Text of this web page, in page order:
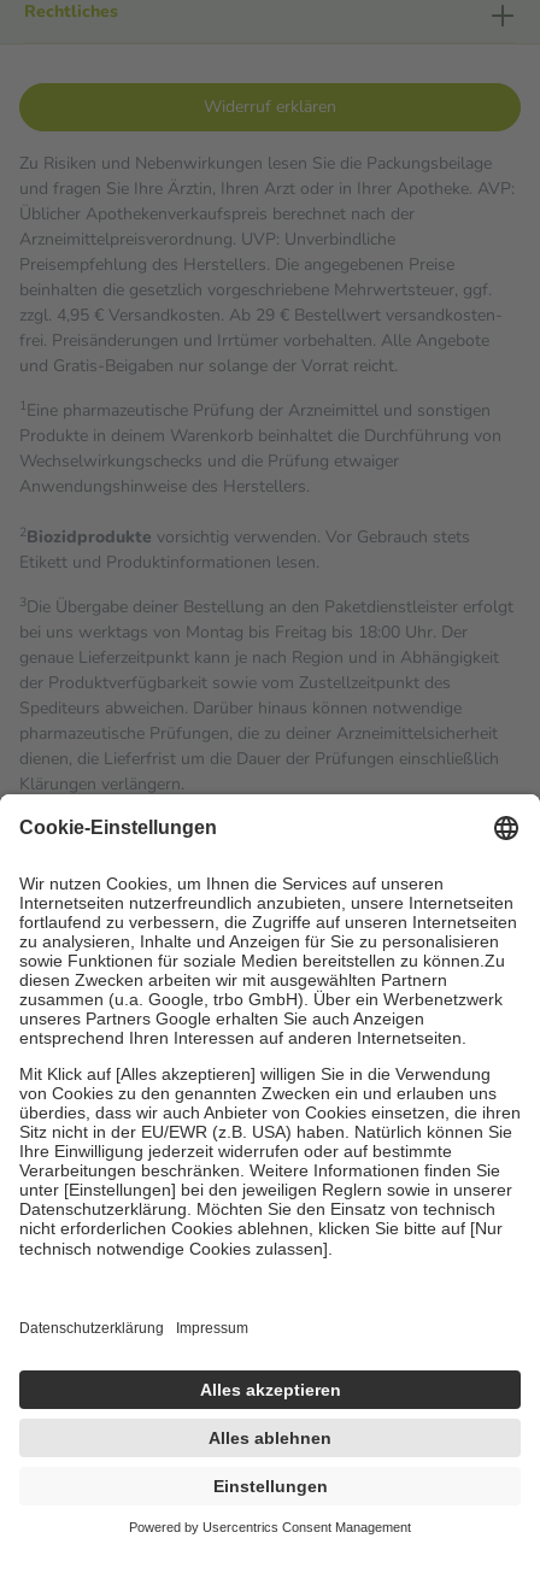
Rechtliches
Widerruf erklären
Zu Risiken und Nebenwirkungen lesen Sie die Packungsbeilage
und fragen Sie Ihre Ärztin, Ihren Arzt oder in Ihrer Apotheke. AVP:
Üblicher Apothekenverkaufspreis berechnet nach der
Arzneimittelpreisverordnung. UVP: Unverbindliche
Preisempfehlung des Herstellers. Die angegebenen Preise
beinhalten die gesetzlich vorgeschriebene Mehrwertsteuer, ggf.
zzgl. 4,95 € Versandkosten. Ab 29 € Bestell­wert versand­kosten­
frei. Preisänderungen und Irrtümer vorbehalten. Alle Angebote
und Gratis-Beigaben nur solange der Vorrat reicht.
1Eine pharmazeutische Prüfung der Arzneimittel und sonstigen
Produkte in deinem Warenkorb beinhaltet die Durchführung von
Wechselwirkungschecks und die Prüfung etwaiger
Anwendungshinweise des Herstellers.
2Biozidprodukte vorsichtig verwenden. Vor Gebrauch stets
Etikett und Produktinformationen lesen.
3Die Übergabe deiner Bestellung an den Paketdienstleister erfolgt
bei uns werktags von Montag bis Freitag bis 18:00 Uhr. Der
genaue Lieferzeitpunkt kann je nach Region und in Abhängigkeit
der Produktverfügbarkeit sowie vom Zustellzeitpunkt des
Spediteurs abweichen. Darüber hinaus können notwendige
pharmazeutische Prüfungen, die zu deiner Arzneimittelsicherheit
dienen, die Lieferfrist um die Dauer der Prüfungen einschließlich
Klärungen verlängern.
4Für verschreibungspflichtige Medikamente stellt der Arzt ein
gesetzliche Krankenversicherung übernimmt in der Regel die
Kosten dafür, der Versicherte trägt einen Teil davon als Zuzahlung
mit.
Grundsätzlich leisten Mitglieder Zuzahlungen in Höhe von zehn
Prozent des Abgabepreises,mindestensjedochfünf Euro
höchstens zehn Euro.Es sind jedoch nie mehr als die
tatsächlichen Kosten der Leistung zu entrichten.
Bei Heilmitteln und häuslicher Krankenpflege beträgt die
Zuzahlung zehn Prozent der Kosten sowie zehn Euro je
Verordnung.
Um das Engagement der Versicherten für ihre eigene Gesundheit
zu stärken und die besondere Stellung der Familie zu unterstützen,
fallenkeine Zuzahlungenan bei:
• Kindern und Jugendlichen bis zum vollendeten 18. Lebensjahr
mit Ausnahme der Fahrkosten
• empfohlenen Schutzimpfungen
Wir nutzen Trusted Shops als unabhängigen Dienstleister für die
Einholung von Bewertungen. Trusted Shops hat Maßnahmen
getroffen, um sicherzustellen, dass es sich um echte Bewertungen
handelt. Mehr Informationen findest du hier: